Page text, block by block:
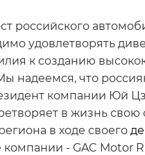
российского
удовлетворять
к созданию
надеемся, что
компании Юй
в жизнь
в ходе своего
- GAC Motor